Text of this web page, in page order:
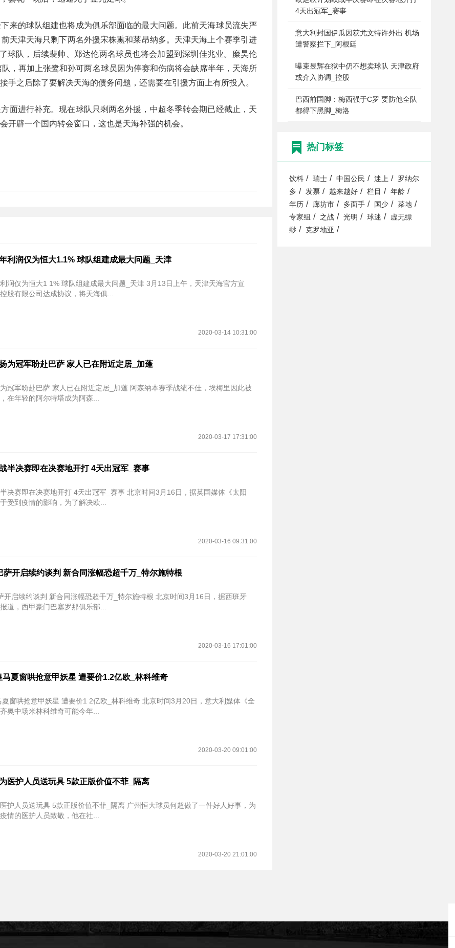
来的球队组建也将成为俱乐部面临的最大问题。此前天海球员流失严
天津天海只剩下两名外援宋株熏和莱昂纳多。天津天海上个赛季引进
球队，后续裴帅、郑达伦两名球员也将会加盟到深圳佳兆业。糜昊伦
，再加上张鹭和孙可两名球员因为停赛和伤病将会缺席半年，天海所
手之后除了要解决天海的债务问题，还需要在引援方面上有所投入。
面进行补充。现在球队只剩两名外援，中超冬季转会期已经截止，天
开辟一个国内转会窗口，这也是天海补强的机会。
利润仅为恒大1.1% 球队组建成最大问题_天津
润仅为恒大1 1% 球队组建成最大问题_天津 3月13日上午，天津天海官方宣
股有限公司达成协议，将天海俱...
2020-03-14 10:31:00
为冠军盼赴巴萨 家人已在附近定居_加蓬
萨 家人已在附近定居_加蓬 阿森纳本赛季战绩不佳，埃梅里因此被
在年轻的阿尔特塔成为阿森...
2020-03-17 17:31:00
半决赛即在决赛地开打 4天出冠军_赛事
赛地开打 4天出冠军_赛事 北京时间3月16日，据英国媒体《太阳
受到疫情的影响，为了解决欧...
2020-03-16 09:31:00
萨开启续约谈判 新合同涨幅恐超千万_特尔施特根
谈判 新合同涨幅恐超千万_特尔施特根 北京时间3月16日，据西班牙
道，西甲豪门巴塞罗那俱乐部...
2020-03-16 17:01:00
夏窗哄抢意甲妖星 遭要价1.2亿欧_林科维奇
甲妖星 遭要价1 2亿欧_林科维奇 北京时间3月20日，意大利媒体《全
奥中场米林科维奇可能今年...
2020-03-20 09:01:00
医护人员送玩具 5款正版价值不菲_隔离
具 5款正版价值不菲_隔离 广州恒大球员何超做了一件好人好事，为
情的医护人员致敬，他在社...
2020-03-20 21:01:00
4天出冠军_赛事
意大利封国伊瓜因获尤文特许外出 机场
遭警察拦下_阿根廷
曝束昱辉在狱中仍不想卖球队 天津政府
或介入协调_控股
巴西前国脚：梅西强于C罗 要防他全队
都得下黑脚_梅洛
热门标签
饮料 / 瑞士 / 中国公民 / 迷上 /
罗纳尔
多 / 发票 / 越来越好 / 栏目 / 年龄 /
年历 / 廊坊市 / 多面手 / 国少 / 菜地 /
专家组 / 之战 / 光明 / 球迷 /
虚无缥
缈 / 克罗地亚 /